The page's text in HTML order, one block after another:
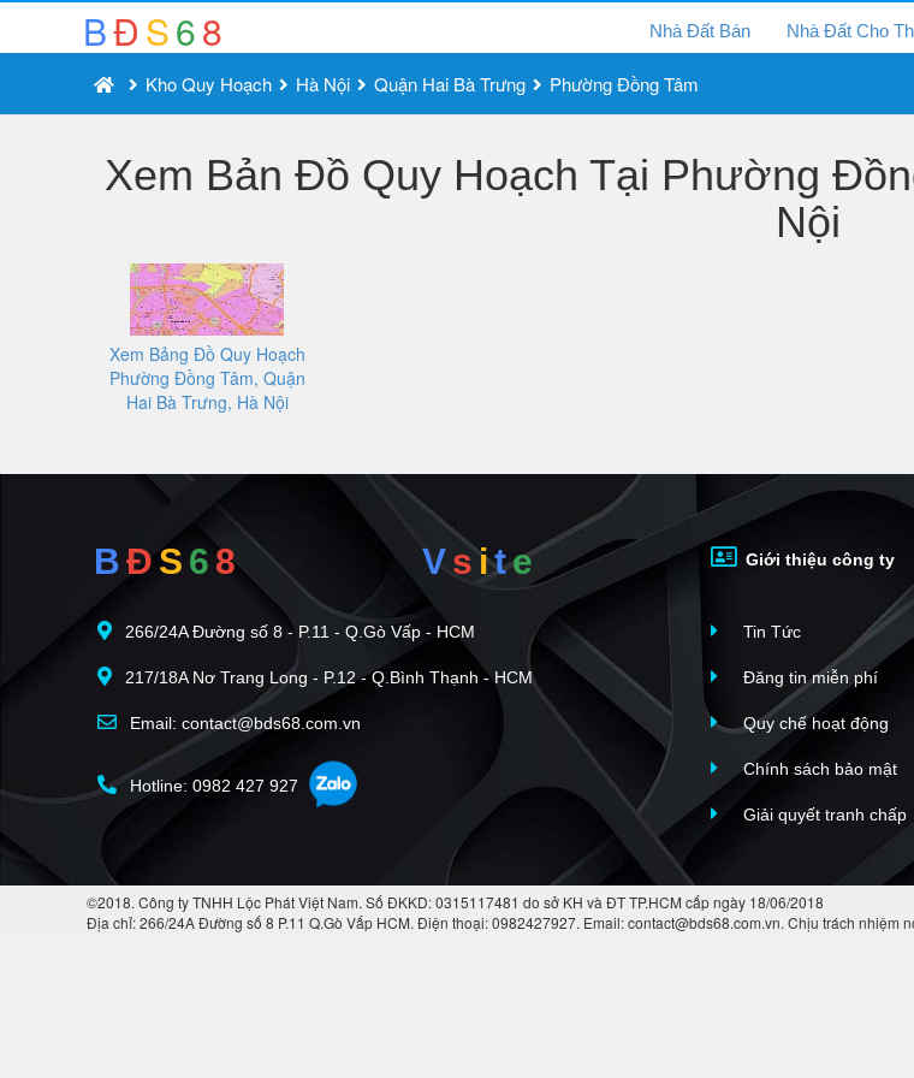
BĐS68 Nhà Đất Bán Nhà Đất Cho
Kho Quy Hoạch Hà Nội Quận Hai Bà Trưng Phường Đồng Tâm
Xem Bản Đồ Quy Hoạch Tại Phường
Nội
Xem Bảng Đồ Quy Hoạch
Phường Đồng Tâm, Quận
Hai Bà Trưng, Hà Nội
BĐ S 6 8 Vsite
266/24A Đường số 8 - P.11 - Q.Gò Vấp - HCM
217/18A Nơ Trang Long - P.12 - Q.Bình Thạnh - HCM
Email: contact@bds68.com.vn
Hotline: 0982 427 927
Giới thiệu công ty
Tin Tức
Đăng tin miễn phí
Quy chế hoạt động
Chính sách bảo mật
Giải quyết tranh chấp
©2018. Công ty TNHH Lộc Phát Việt Nam. Số ĐKKD: 0315117481 do sở KH và ĐT TP.HCM cấp ngày 18/06/2018
Địa chỉ: 266/24A Đường số 8 P.11 Q.Gò Vấp HCM. Điện thoại: 0982427927. Email: contact@bds68.com.vn. Chịu trách nhiệm